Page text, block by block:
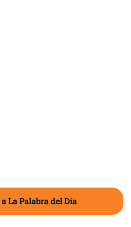
La Palabra del Día